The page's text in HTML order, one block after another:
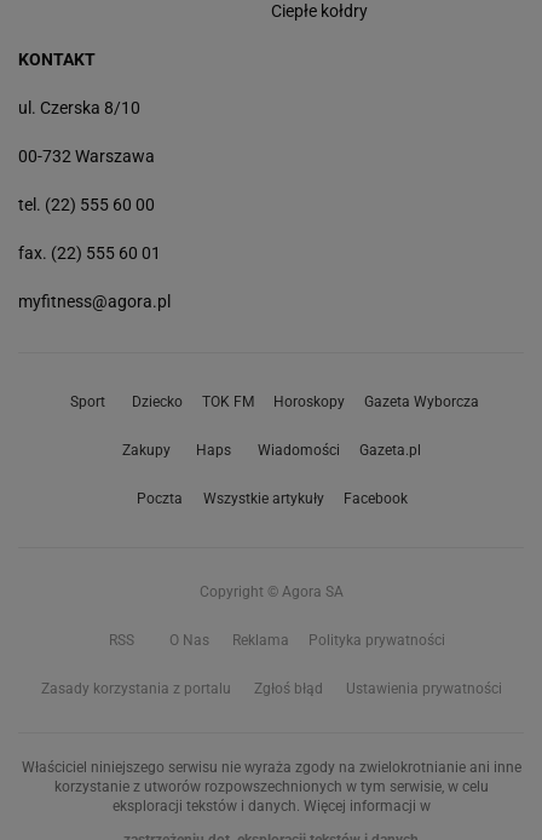
Ciepłe kołdry
KONTAKT
ul. Czerska 8/10
00-732 Warszawa
tel. (22) 555 60 00
fax. (22) 555 60 01
myfitness@agora.pl
Sport Dziecko TOK FM Horoskopy Gazeta Wyborcza
Zakupy Haps Wiadomości Gazeta.pl
Poczta Wszystkie artykuły Facebook
Copyright © Agora SA
RSS O Nas Reklama Polityka prywatności
Zasady korzystania z portalu Zgłoś błąd Ustawienia prywatności
Właściciel niniejszego serwisu nie wyraża zgody na zwielokrotnianie ani inne
korzystanie z utworów rozpowszechnionych w tym serwisie, w celu
eksploracji tekstów i danych. Więcej informacji w